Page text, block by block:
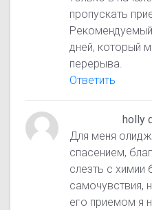
пропускать
дней, который
перерыва.
Ответить
holly
Для меня
спасением,
слезть с химии
самочувствия,
его приемом я